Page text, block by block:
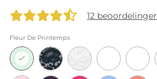
12
Fleur De Printemps